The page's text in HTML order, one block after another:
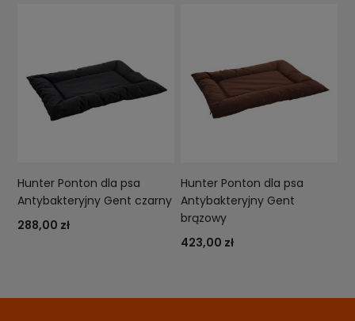
Hunter Ponton dla psa
Antybakteryjny Gent czarny
288,00 zł
Hunter Ponton dla psa
Antybakteryjny Gent
brązowy
423,00 zł